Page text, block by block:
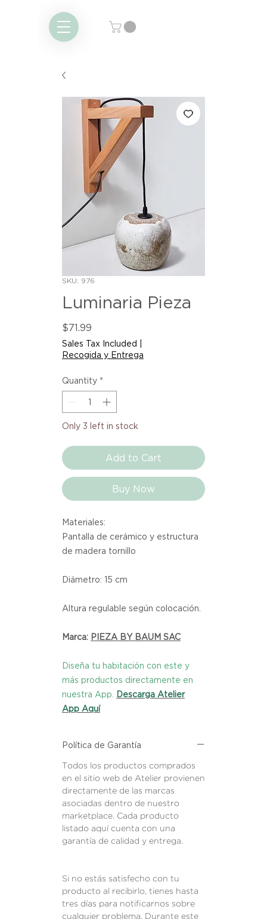
SKU: 976
Luminaria Pieza
$71.99
Sales Tax Included
Recogida y Entrega
Quantity *
Only 3 left in stock
Add to Cart
Buy Now
Materiales:
Pantalla de cerámico y estructura
de madera tornillo
Diámetro: 15 cm
Altura regulable según colocación.
Marca: PIEZA BY BAUM SAC
Diseña tu habitación con este y
más productos directamente en
nuestra App.
Descarga Atelier
App Aquí
Política de Garantía
Todos los productos comprados
en el sitio web de Atelier provienen
directamente de las marcas
asociadas dentro de nuestro
marketplace. Cada producto
listado aquí cuenta con una
garantía de calidad y entrega.
Si no estás satisfecho con tu
producto al recibirlo, tienes hasta
tres días para notificarnos sobre
cualquier problema. Durante este